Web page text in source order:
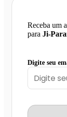
Receba um
para Ji-
Digite seu